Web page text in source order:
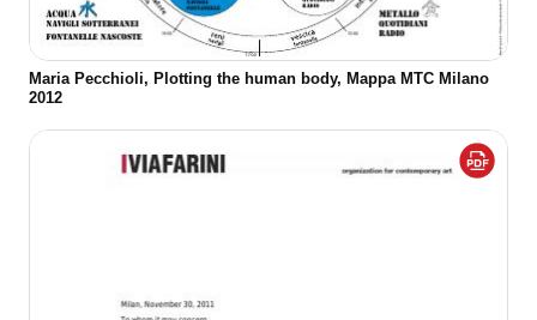
Maria Pecchioli, Plotting the human body, Mappa MTC Milano
2012